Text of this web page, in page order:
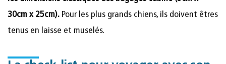
30cm x 25cm). Pour les plus grands chiens, ils doivent êtres
tenus en laisse et muselés.